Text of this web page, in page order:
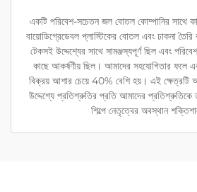
একটি পরিবেশ-সচেতন জল বোতল কোম্পানির সাথে
বায়োডিগ্রেডেবল প্লাস্টিকের বোতল এবং ঢাকনা
টেকসই উদ্দেশ্যের সাথে সামঞ্জস্যপূর্ণ ছিল এবং
কাছে আকর্ষণীয় ছিল। আমাদের সহযোগিতার ফলে
বিক্রয় আশার চেয়ে 40% বেশি হয়। এই ক্ষেত্রটি
উদ্দেশ্যে প্রতিশ্রুতির প্রতি আমাদের প্রতিশ্রুতিকে
শিল্পে নেতৃত্বের অবস্থান